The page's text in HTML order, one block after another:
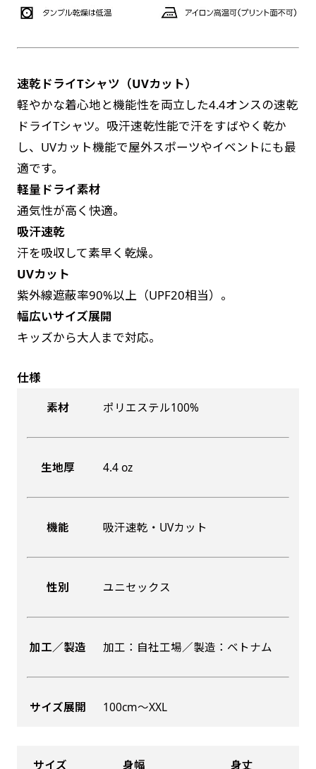
速乾ドライTシャツ（UVカット）
軽やかな着心地と機能性を両立した4.4オンスの速乾
ドライTシャツ。吸汗速乾性能で汗をすばやく乾か
し、UVカット機能で屋外スポーツやイベントにも最
適です。
軽量ドライ素材
通気性が高く快適。
吸汗速乾
汗を吸収して素早く乾燥。
UVカット
紫外線遮蔽率90%以上（UPF20相当）。
幅広いサイズ展開
キッズから大人まで対応。
仕様
素材 ポリエステル100%
生地厚 4.4 oz
機能 吸汗速乾・UVカット
性別 ユニセックス
加工／製造 加工：自社工場／製造：ベトナム
サイズ展開 100cm〜XXL
サイズ 身幅 身丈
か所つけて疑似的にのれんのような幕をつくりま
レギュラーのれんとの違いは縦のサイズが異なり
ます。（レギュラーのれん縦50cm／レギュラー
スリムのれん縦30cm）お店の入口付近の装飾に
是非！
るに近くなるイメージ）一般的な方法は、旗の
お急ぎ［ +330円 ］
お急ぎは翌営業日発送（基本12時締め切り)枚数
によって対応できない場合、ギリギリでも対応
できる場合もあります。防炎加工、トロピカル
生地は対応不可です。